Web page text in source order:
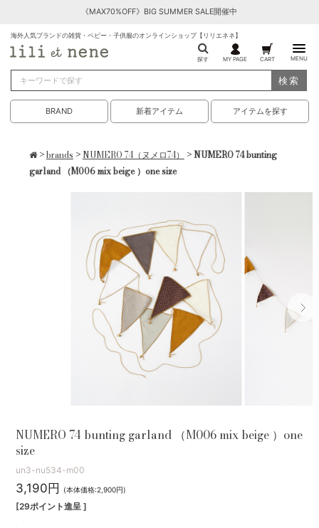
《MAX70%OFF》BIG SUMMER SALE開催中
海外人気ブランドの雑貨・ベビー・子供服のオンラインショップ【リリエネネ】
探す MY PAGE CART MENU
検索
BRAND 新着アイテム アイテムを探す
>brands > NUMERO 74（ヌメロ74） > NUMERO 74 bunting
garland （M006 mix beige ）one size
NUMERO 74 bunting garland （M006 mix beige ）one
size
un3-nu534-m00
3,190円 (本体価格:2,900円)
[29ポイント進呈 ]